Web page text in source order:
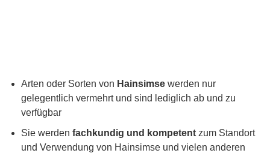
Arten oder Sorten von Hainsimse werden nur
gelegentlich vermehrt und sind lediglich ab und zu
verfügbar
Sie werden fachkundig und kompetent zum Standort
und Verwendung von Hainsimse und vielen anderen